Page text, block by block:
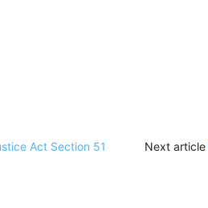
Act Section 51 Next article